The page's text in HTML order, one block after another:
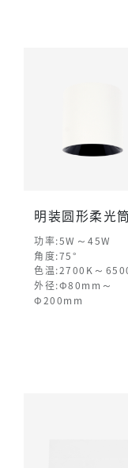
明装圆形柔光
功率:5W ～ 45W
角度:75°
色温:2700K ～
外径:Φ80mm ～
Φ200mm